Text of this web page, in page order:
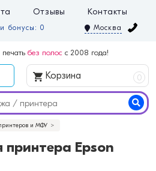
Отзывы Контакты
бонусы: 0 Москва
без полос с 2008 года!
Корзина 0
и МФУ
Epson